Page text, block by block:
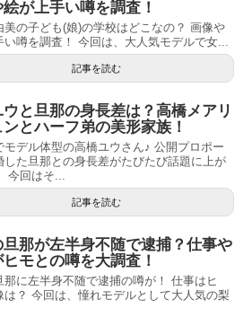
が上手い噂を調査！
美の子ども(娘)の学校はどこなの？ 画像や
い噂を調査！ 今回は、大人気モデルで女...
記事を読む
と旦那の身長差は？高橋メアリ
とハーフ弟の美形家族！
モデル体型の高橋ユウさん♪ 公開プロポー
した旦那との身長差がたびたび話題に上が
今回はそ...
記事を読む
那が左半身不随で逮捕？仕事や
モとの噂を大調査！
那に左半身不随で逮捕の噂が！ 仕事はヒ
は？ 今回は、憧れモデルとして大人気の梨